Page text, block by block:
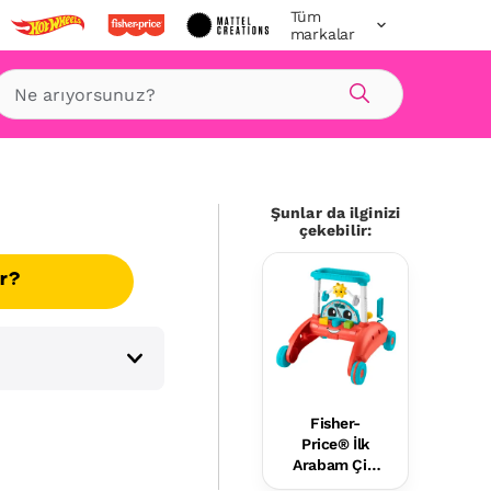
Tüm
markalar
Ara
Şunlar da ilginizi
çekebilir:
Fisher-
Price® İlk
Arabam Çift
Yönlü